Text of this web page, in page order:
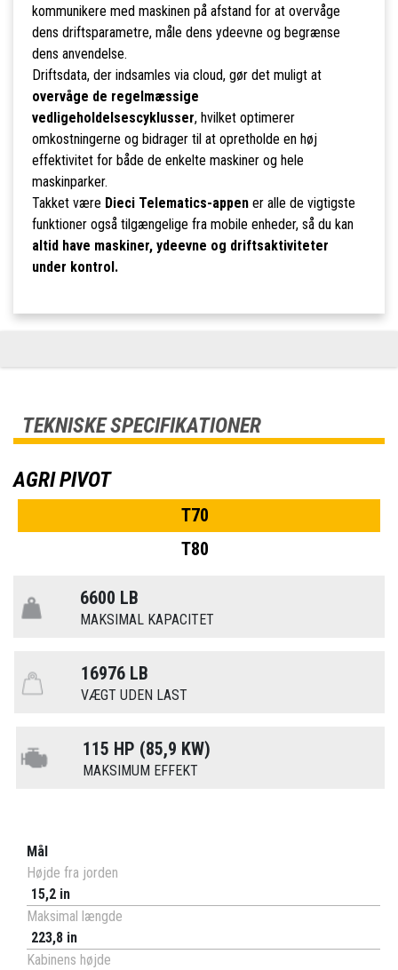
kommunikere med maskinen på afstand for at overvåge
dens driftsparametre, måle dens ydeevne og begrænse
dens anvendelse.
Driftsdata, der indsamles via cloud, gør det muligt at
overvåge de regelmæssige
vedligeholdelsescyklusser, hvilket optimerer
omkostningerne og bidrager til at opretholde en høj
effektivitet for både de enkelte maskiner og hele
maskinparker.
Takket være Dieci Telematics-appener alle de vigtigste
funktioner også tilgængelige fra mobile enheder, så du kan
altid have maskiner, ydeevne og driftsaktiviteter
under kontrol.
TEKNISKE SPECIFIKATIONER
AGRI PIVOT
T70
T80
6600 LB
MAKSIMAL KAPACITET
16976 LB
VÆGT UDEN LAST
115 HP (85,9 KW)
MAKSIMUM EFFEKT
Mål
Højde fra jorden
15,2 in
Maksimal længde
223,8 in
Kabinens højde